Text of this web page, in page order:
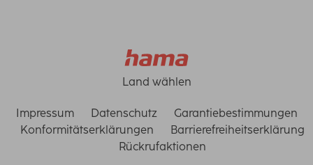
Land wählen
Impressum Datenschutz
Garantiebestimmungen
Konformitätserklärungen
Barrierefreiheitserklärung
Rückrufaktionen